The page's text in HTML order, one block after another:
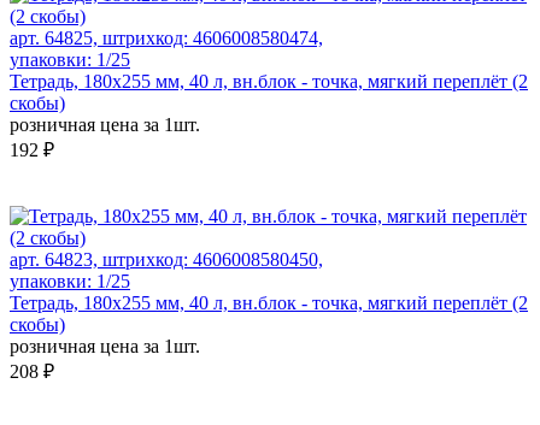
арт. 64825, штрихкод: 4606008580474,
упаковки: 1/25
Тетрадь, 180х255 мм, 40 л, вн.блок - точка, мягкий переплёт (2
скобы)
розничная цена за 1шт.
192 ₽
арт. 64823, штрихкод: 4606008580450,
упаковки: 1/25
Тетрадь, 180х255 мм, 40 л, вн.блок - точка, мягкий переплёт (2
скобы)
розничная цена за 1шт.
208 ₽